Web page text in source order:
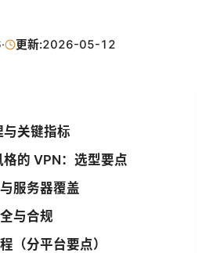
· 更新:2026-05-12
关键指标
的 VPN：选型要点
服务器覆盖
与合规
（分平台要点）